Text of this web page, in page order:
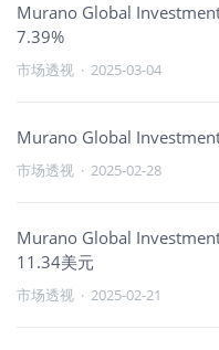
Murano Global
7.39%
市场透视 · 2025-03-04
Murano Global
市场透视 · 2025-02-28
Murano Global
11.34美元
市场透视 · 2025-02-21